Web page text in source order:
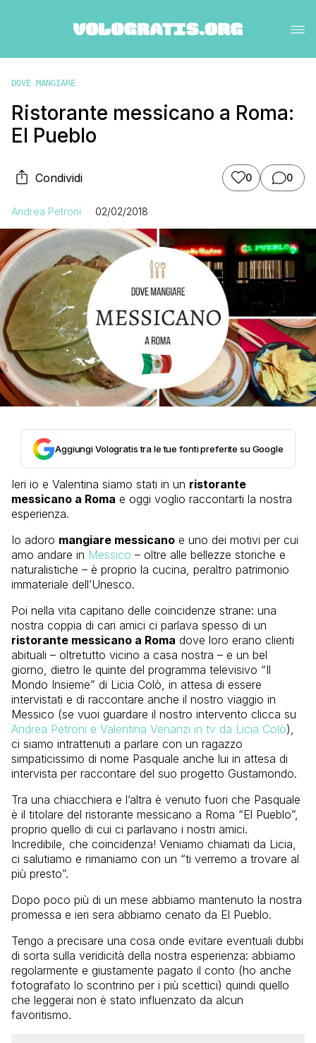
DOVE MANGIARE
Ristorante messicano a Roma:
El Pueblo
Condividi 0 0
Andrea Petroni 02/02/2018
Aggiungi Vologratis tra le tue fonti preferite su Google
Ieri io e Valentina siamo stati in un ristorante
messicano a Roma e oggi voglio raccontarti la nostra
esperienza.
Io adoro mangiare messicano e uno dei motivi per cui
amo andare in Messico – oltre alle bellezze storiche e
naturalistiche – è proprio la cucina, peraltro patrimonio
immateriale dell’Unesco.
Poi nella vita capitano delle coincidenze strane: una
nostra coppia di cari amici ci parlava spesso di un
ristorante messicano a Roma dove loro erano clienti
abituali – oltretutto vicino a casa nostra – e un bel
giorno, dietro le quinte del programma televisivo “Il
Mondo Insieme” di Licia Colò, in attesa di essere
intervistati e di raccontare anche il nostro viaggio in
Messico (se vuoi guardare il nostro intervento clicca su
Andrea Petroni e Valentina Venanzi in tv da Licia Colò),
ci siamo intrattenuti a parlare con un ragazzo
simpaticissimo di nome Pasquale anche lui in attesa di
intervista per raccontare del suo progetto Gustamondo.
Tra una chiacchiera e l’altra è venuto fuori che Pasquale
è il titolare del ristorante messicano a Roma “El Pueblo”,
proprio quello di cui ci parlavano i nostri amici.
Incredibile, che coincidenza! Veniamo chiamati da Licia,
ci salutiamo e rimaniamo con un “ti verremo a trovare al
più presto”.
Dopo poco più di un mese abbiamo mantenuto la nostra
promessa e ieri sera abbiamo cenato da El Pueblo.
Tengo a precisare una cosa onde evitare eventuali dubbi
di sorta sulla veridicità della nostra esperienza: abbiamo
regolarmente e giustamente pagato il conto (ho anche
fotografato lo scontrino per i più scettici) quindi quello
che leggerai non è stato influenzato da alcun
favoritismo.